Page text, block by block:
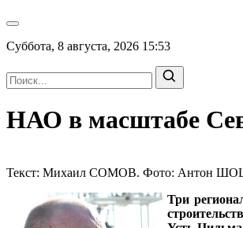
Суббота, 8 августа, 2026 15:53
НАО в масштабе
Текст: Михаил СОМОВ. Фото: Антон
Три